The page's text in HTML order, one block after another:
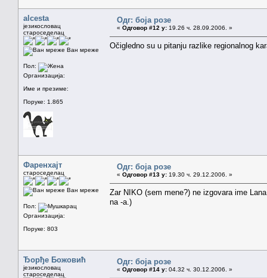
alcesta
језикословац
староседелац
Ван мреже
Пол:
Организација:
Име и презиме:
Поруке: 1.865
Одг: боја розе
« Одговор #12 у: 19.26 ч. 28.09.2006. »
Očigledno su u pitanju razlike regionalnog
Фаренхајт
староседелац
Ван мреже
Пол:
Организација:
Поруке: 803
Одг: боја розе
« Одговор #13 у: 19.30 ч. 29.12.2006. »
Zar NIKO (sem mene?) ne izgovara ime
na -a.)
Ђорђе Божовић
језикословац
староседелац
Одг: боја розе
« Одговор #14 у: 04.32 ч. 30.12.2006. »